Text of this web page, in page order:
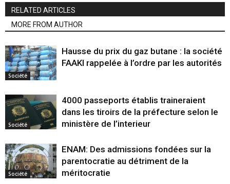
RELATED ARTICLES
MORE FROM AUTHOR
Société
Hausse du prix du gaz butane : la société
FAAKI rappelée à l’ordre par les autorités
Société
4000 passeports établis traineraient
dans les tiroirs de la préfecture selon le
ministère de l’interieur
Société
ENAM: Des admissions fondées sur la
parentocratie au détriment de la
méritocratie